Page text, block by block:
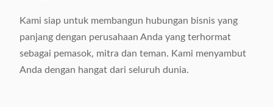
Kami siap untuk membangun hubungan bisnis yang
panjang dengan perusahaan Anda yang terhormat
sebagai pemasok, mitra dan teman. Kami menyambut
Anda dengan hangat dari seluruh dunia.